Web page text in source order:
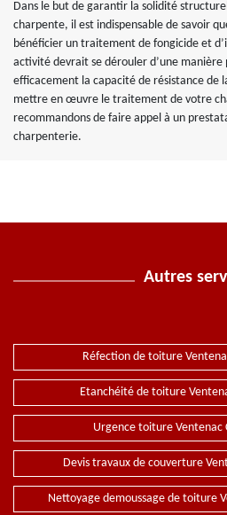
Dans le but de garantir la solidité
charpente, il est indispensable de savoir
bénéficier un traitement de fongicide et
activité devrait se dérouler d’une
efficacement la capacité de résistance de
mettre en œuvre le traitement de votre
recommandons de faire appel à un
charpenterie.
Autres
Réfection de toiture
Etanchéité de toiture
Urgence toiture Ventenac
Devis travaux de couverture
Nettoyage demoussage de toiture